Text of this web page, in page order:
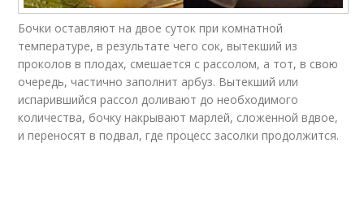
Бочки оставляют на двое суток при комнатной
температуре, в результате чего сок, вытекший из
проколов в плодах, смешается с рассолом, а тот, в свою
очередь, частично заполнит арбуз. Вытекший или
испарившийся рассол доливают до необходимого
количества, бочку накрывают марлей, сложенной вдвое,
и переносят в подвал, где процесс засолки продолжится.